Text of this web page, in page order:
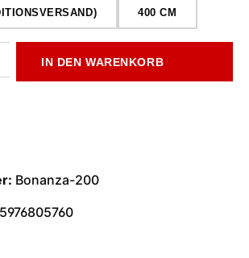
400 CM
IN DEN WARENKORB
Bonanza-200